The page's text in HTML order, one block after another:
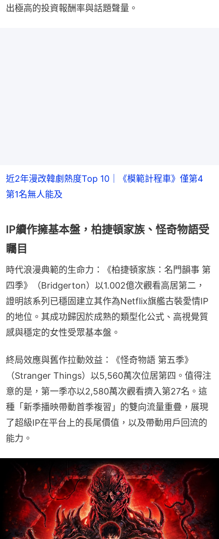
出極高的投資報酬率與話題聲量。
近2年漫改韓劇熱度Top 10｜《模範計程車》僅第4
第1名無人能及
IP續作擁基本盤，柏捷頓家族、怪奇物語受
矚目
時代浪漫典範的生命力：《柏捷頓家族：名門韻事 第
四季》（Bridgerton）以1.002億次觀看高居第二，
證明該系列已穩固建立其作為Netflix旗艦古裝愛情IP
的地位。其成功歸因於成熟的類型化公式、高視覺質
感與穩定的女性受眾基本盤。
終局效應與舊作拉動效益：《怪奇物語 第五季》
（Stranger Things）以5,560萬次位居第四。值得注
意的是，第一季亦以2,580萬次觀看擠入第27名。這
種「新季播映帶動首季複習」的雙向流量重疊，展現
了超級IP在平台上的長尾價值，以及帶動用戶回流的
能力。